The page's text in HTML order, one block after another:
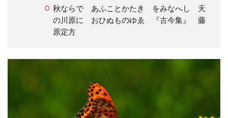
秋ならで あふことかたき をみなへし 天
の川原に おひぬものゆゑ 『古今集』 藤
原定方